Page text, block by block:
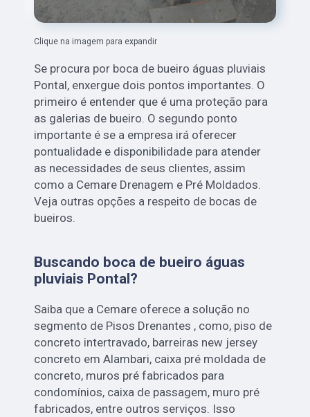
Clique na imagem para expandir
Se procura por boca de bueiro águas pluviais
Pontal, enxergue dois pontos importantes. O
primeiro é entender que é uma proteção para
as galerias de bueiro. O segundo ponto
importante é se a empresa irá oferecer
pontualidade e disponibilidade para atender
as necessidades de seus clientes, assim
como a Cemare Drenagem e Pré Moldados.
Veja outras opções a respeito de bocas de
bueiros.
Buscando boca de bueiro águas
pluviais Pontal?
Saiba que a Cemare oferece a solução no
segmento de Pisos Drenantes , como, piso de
concreto intertravado, barreiras new jersey
concreto em Alambari, caixa pré moldada de
concreto, muros pré fabricados para
condomínios, caixa de passagem, muro pré
fabricados, entre outros serviços. Isso